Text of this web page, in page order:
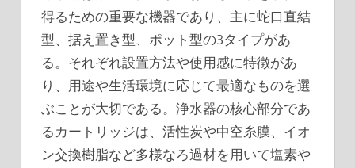
得るための重要な機器であり、主に蛇口直結
型、据え置き型、ポット型の3タイプがあ
る。それぞれ設置方法や使用感に特徴があ
り、用途や生活環境に応じて最適なものを選
ぶことが大切である。浄水器の核心部分であ
るカートリッジは、活性炭や中空糸膜、イオ
ン交換樹脂など多様なろ過材を用いて塩素や